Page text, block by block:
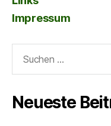
Impressum
nach:
Neueste